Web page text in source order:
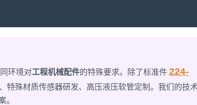
环境对工程机械配件的特殊要求。除了标准件 224-
特殊材质传感器研发、高压液压软管定制。我们的技
。